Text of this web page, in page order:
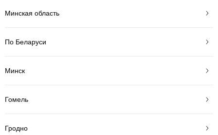
Минская область
По Беларуси
Минск
Гомель
Гродно